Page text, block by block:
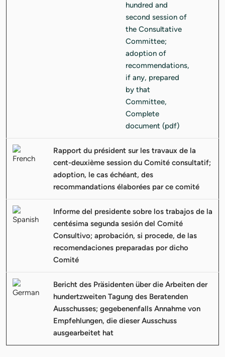
Rapport du président sur les travaux de la
cent-deuxième session du Comité consultatif;
adoption, le cas échéant, des
recommandations élaborées par ce comité
Informe del presidente sobre los trabajos de la
centésima segunda sesión del Comité
Consultivo; aprobación, si procede, de las
recomendaciones preparadas por dicho
Comité
Bericht des Präsidenten über die Arbeiten der
hundertzweiten Tagung des Beratenden
Ausschusses; gegebenenfalls Annahme von
Empfehlungen, die dieser Ausschuss
ausgearbeitet hat